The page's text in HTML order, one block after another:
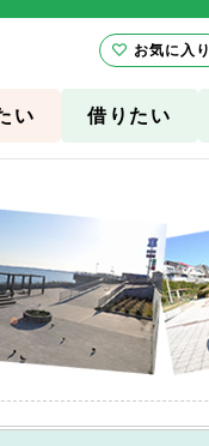
い 借りたい
お気に入り